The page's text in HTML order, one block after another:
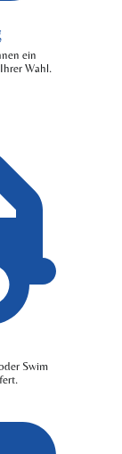
ein
Wahl.
Swim